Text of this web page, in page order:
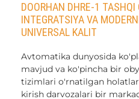
DOORHAN DHRE-1 TASHQI
INTEGRATSIYA VA
UNIVERSAL KALIT
Avtomatika dunyosida
mavjud va ko'pincha bir
tizimlari o'rnatilgan holatlar
kirish darvozalari bir